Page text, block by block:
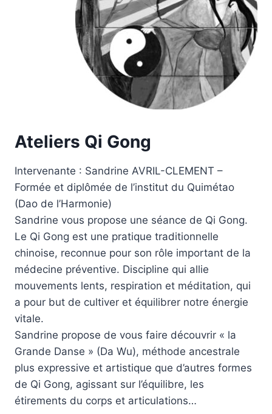
Ateliers Qi Gong
Intervenante : Sandrine AVRIL-CLEMENT –
Formée et diplômée de l’institut du Quimétao
(Dao de l’Harmonie)
Sandrine vous propose une séance de Qi Gong.
Le Qi Gong est une pratique traditionnelle
chinoise, reconnue pour son rôle important de la
médecine préventive. Discipline qui allie
mouvements lents, respiration et méditation, qui
a pour but de cultiver et équilibrer notre énergie
vitale.
Sandrine propose de vous faire découvrir « la
Grande Danse » (Da Wu), méthode ancestrale
plus expressive et artistique que d’autres formes
de Qi Gong, agissant sur l’équilibre, les
étirements du corps et articulations…